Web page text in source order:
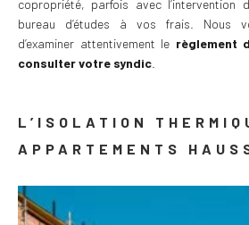
copropriété, parfois avec l’intervention
bureau d’études à vos frais. Nous
d’examiner attentivement le règlement
consulter votre syndic
L’ISOLATION
APPARTEMENTS